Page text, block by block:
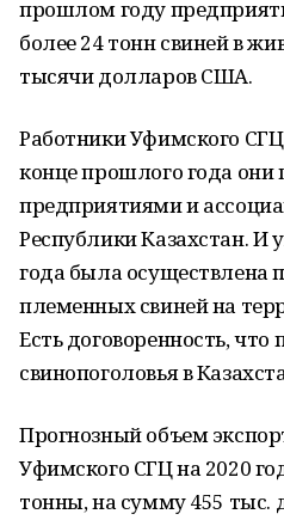
прошлом году
более 24 тонн свиней в
тысячи долларов США.
Работники Уфимского СГЦ
конце прошлого года они
предприятиями и
Республики Казахстан. И
года была осуществлена
племенных свиней на
Есть договоренность, что
свинопоголовья в
Прогнозный объем
Уфимского СГЦ на 2020
тонны, на сумму 455